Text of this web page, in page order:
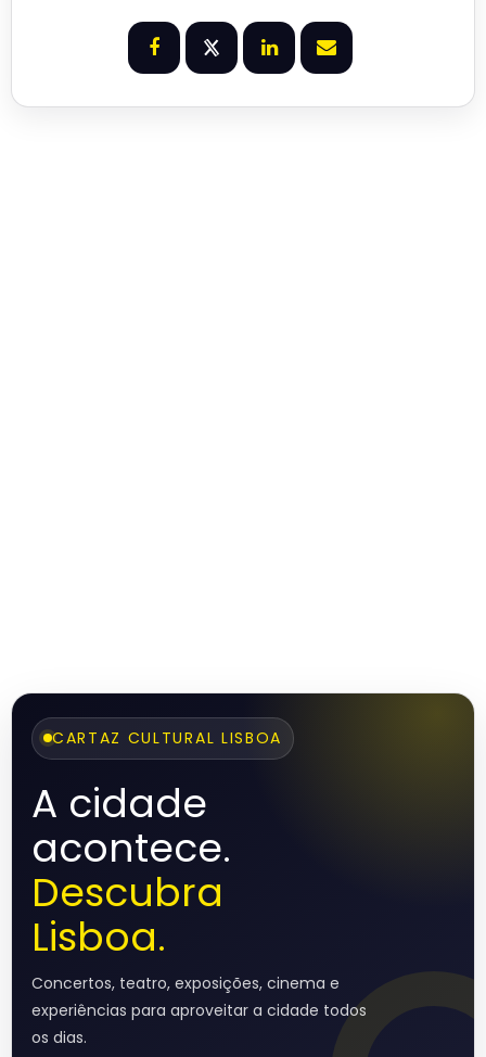
CARTAZ CULTURAL LISBOA
A cidade
acontece.
Descubra
Lisboa.
Concertos, teatro, exposições, cinema e
experiências para aproveitar a cidade todos
os dias.